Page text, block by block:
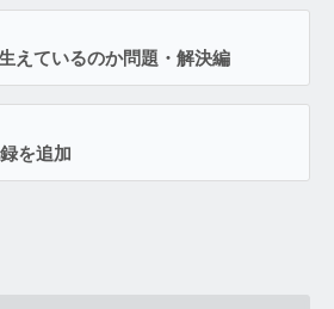
えているのか問題・解決編
を追加